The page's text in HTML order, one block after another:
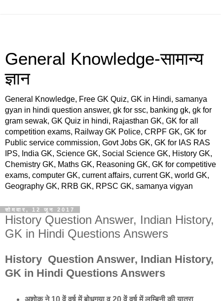
General Knowledge-सामान्य
ज्ञान
General Knowledge, Free GK Quiz, GK in Hindi, samanya
gyan in hindi question answer, gk for ssc, banking gk, gk for
gram sewak, GK Quiz in hindi, Rajasthan GK, GK for all
competition exams, Railway GK Police, CRPF GK, GK for
Public service commission, Govt Jobs GK, GK for IAS RAS
IPS, India GK, Science GK, Social Science GK, History GK,
Chemistry GK, Maths GK, Reasoning GK, GK for competitive
exams, computer GK, current affairs, current GK, world GK,
Geography GK, RRB GK, RPSC GK, samanya vigyan
सोमवार, 12 जून 2017
History Question Answer, Indian History,
GK in Hindi Questions Answers
History Question Answer, Indian History,
GK in Hindi Questions Answers
अशोक ने 10 वें वर्ष में बोधगया व 20 वें वर्ष में लुम्बिनी की यात्रा